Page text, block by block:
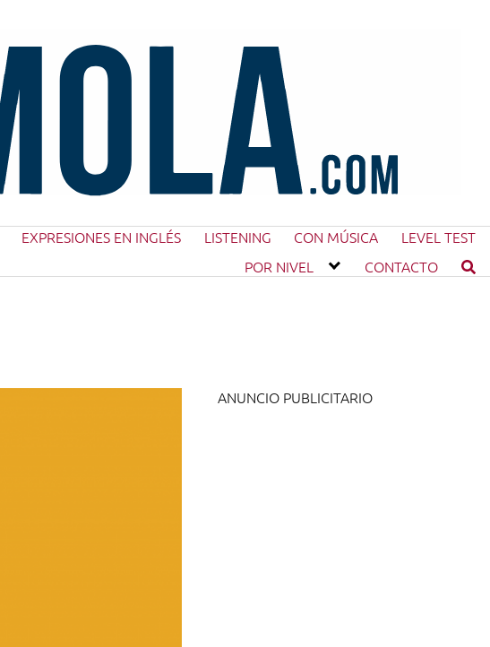
EXPRESIONES EN INGLÉS LISTENING CON MÚSICA
LEVEL TEST
POR NIVEL
CONTACTO
ANUNCIO PUBLICITARIO